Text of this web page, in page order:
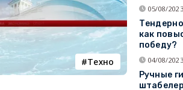
Tехно
05/08/
как
победу?
04/08/
Ручные